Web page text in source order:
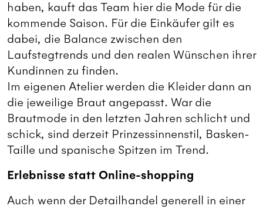
haben, kauft das Team hier die Mode für die
kommende Saison. Für die Einkäufer gilt es
dabei, die Balance zwischen den
Laufstegtrends und den realen Wünschen ihrer
Kundinnen zu finden.
Im eigenen Atelier werden die Kleider dann an
die jeweilige Braut angepasst. War die
Brautmode in den letzten Jahren schlicht und
schick, sind derzeit Prinzessinnenstil, Basken-
Taille und spanische Spitzen im Trend.
Erlebnisse statt Online-shopping
Auch wenn der Detailhandel generell in einer